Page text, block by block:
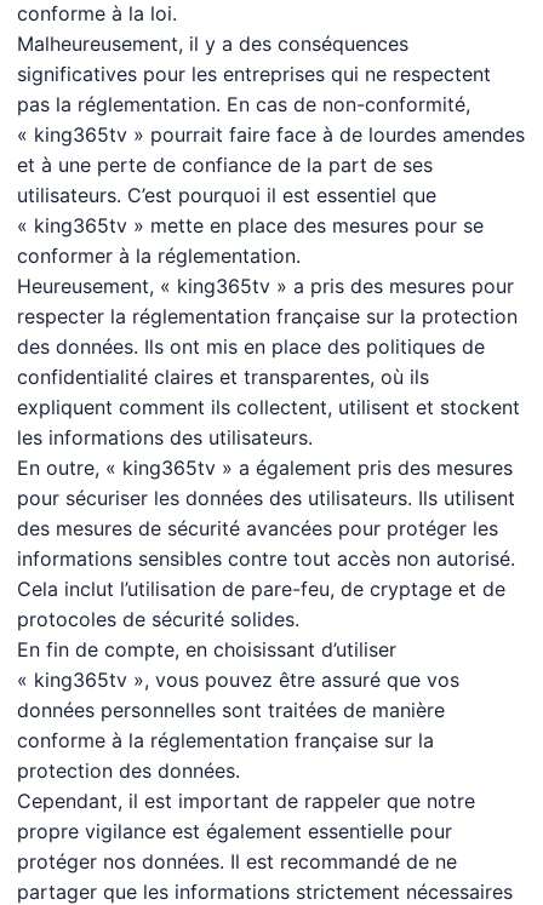
conforme à la loi.
Malheureusement, il y a des conséquences
significatives pour les entreprises qui ne respectent
pas la réglementation. En cas de non-conformité,
« king365tv » pourrait faire face à de lourdes amendes
et à une perte de confiance de la part de ses
utilisateurs. C’est pourquoi il est essentiel que
« king365tv » mette en place des mesures pour se
conformer à la réglementation.
Heureusement, « king365tv » a pris des mesures pour
respecter la réglementation française sur la protection
des données. Ils ont mis en place des politiques de
confidentialité claires et transparentes, où ils
expliquent comment ils collectent, utilisent et stockent
les informations des utilisateurs.
En outre, « king365tv » a également pris des mesures
pour sécuriser les données des utilisateurs. Ils utilisent
des mesures de sécurité avancées pour protéger les
informations sensibles contre tout accès non autorisé.
Cela inclut l’utilisation de pare-feu, de cryptage et de
protocoles de sécurité solides.
En fin de compte, en choisissant d’utiliser
« king365tv », vous pouvez être assuré que vos
données personnelles sont traitées de manière
conforme à la réglementation française sur la
protection des données.
Cependant, il est important de rappeler que notre
propre vigilance est également essentielle pour
protéger nos données. Il est recommandé de ne
partager que les informations strictement nécessaires